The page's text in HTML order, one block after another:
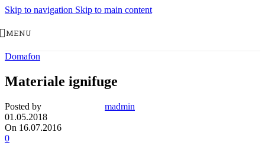
Skip to navigation Skip to main content
MENU
Domafon
Materiale ignifuge
Posted by
madmin
01.05.2018
On 16.07.2016
0